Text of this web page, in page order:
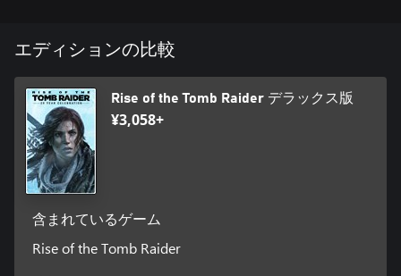
エディションの比較
Rise of the Tomb Raider デラックス版
¥3,058+
含まれているゲーム
Rise of the Tomb Raider